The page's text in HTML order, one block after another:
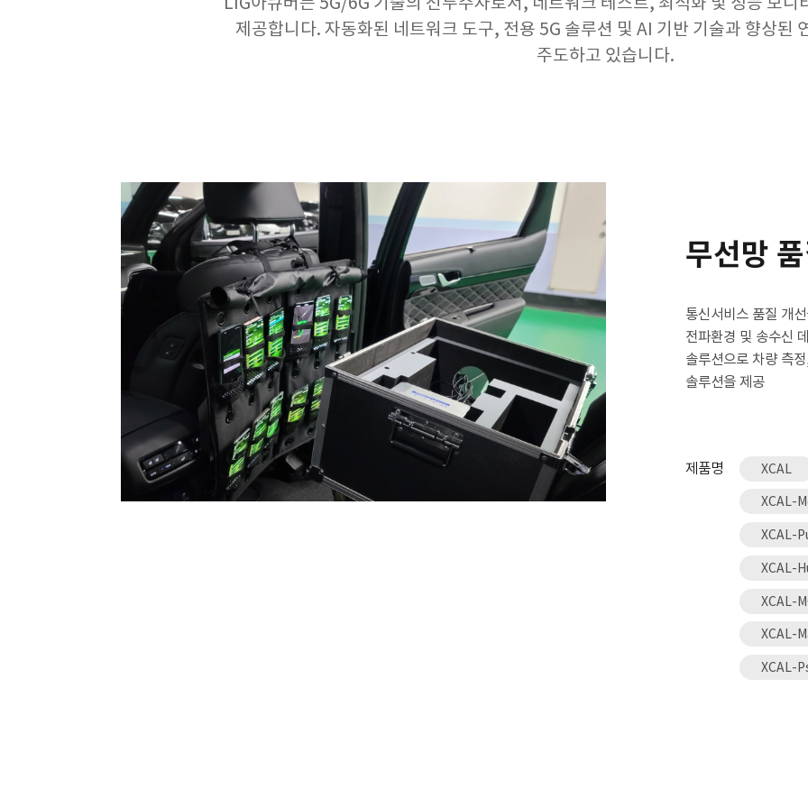
제공합니다. 자동화된 네트워크 도구, 전용 5G 솔루션 및 AI 기반 기술과 향상된
주도하고 있습니다.
무선망
통신서비스 품질 개
전파환경 및 송수신
솔루션으로 차량 측
솔루션을 제공
제품명 XCAL
XCAL-
XCAL-
XCAL-
XCAL-
XCAL-
XCAL-